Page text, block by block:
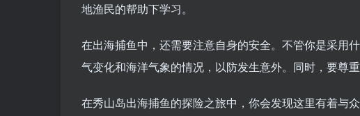
地渔民的帮助下学习。
在出海捕鱼中，还需要注意自身的安全。不管你是采用
气变化和海洋气象的情况，以防发生意外。同时，要尊
在秀山岛出海捕鱼的探险之旅中，你会发现这里有着与